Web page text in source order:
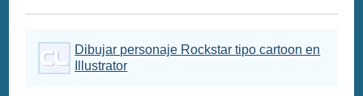
Dibujar personaje Rockstar tipo cartoon en
Illustrator